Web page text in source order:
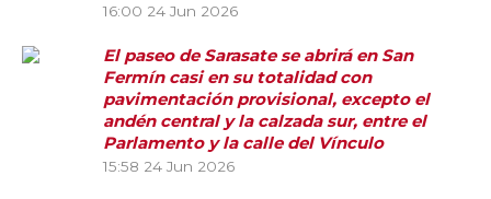
16:00 24 Jun 2026
El paseo de Sarasate se abrirá en San
Fermín casi en su totalidad con
pavimentación provisional, excepto el
andén central y la calzada sur, entre el
Parlamento y la calle del Vínculo
15:58 24 Jun 2026